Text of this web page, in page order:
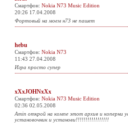
Смартфон: Nokia N73 Music Edition
20:26 17.04.2008
Фортовый на моем н73 не пашет
hebu
Смартфон: Nokia N73
11:43 27.04.2008
Игра просто супер
xXxJOHNxXx
Смартфон: Nokia N73 Music Edition
02:36 02.05.2008
Amin открой на компе этот архив и коперни
установочник и установи!!!!!!!!!!!!!!!!!